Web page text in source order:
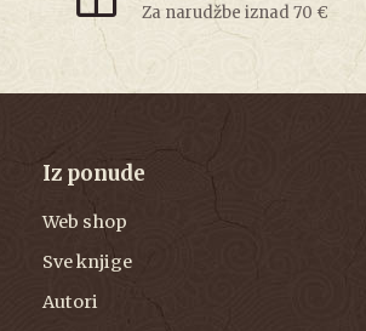
Za narudžbe iznad 70 €
Iz ponude
Web shop
Sve knjige
Autori